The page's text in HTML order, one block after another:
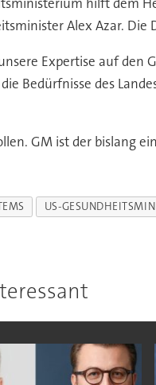
Alex Azar.
Expertise auf
Bedürfnisse des
GM ist der bislang
US-